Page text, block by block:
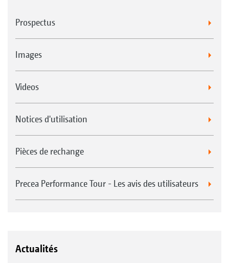
Prospectus
Images
Videos
Notices d'utilisation
Pièces de rechange
Precea Performance Tour - Les avis des utilisateurs
Actualités